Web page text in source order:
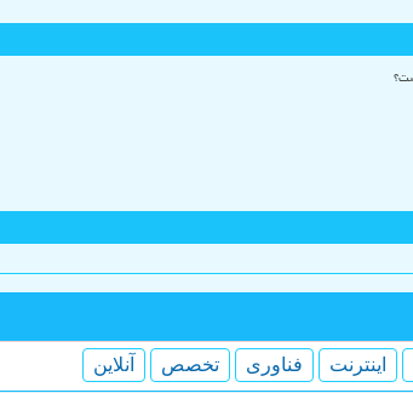
اینترنت فناوری تخصص آنلاین